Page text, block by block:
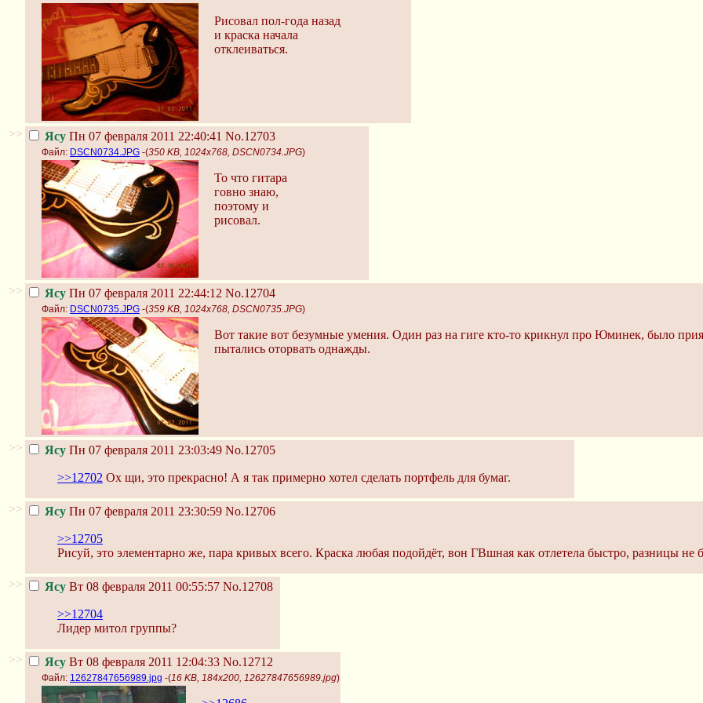
Рисовал пол-года назад
и краска начала
отклеиваться.
>> Ясу Пн 07 февраля 2011 22:40:41 No.12703
Файл: DSCN0734.JPG -(350 KB, 1024x768, DSCN0734.JPG)
То что гитара
говно знаю,
поэтому и
рисовал.
>> Ясу Пн 07 февраля 2011 22:44:12 No.12704
Файл: DSCN0735.JPG -(359 KB, 1024x768, DSCN0735.JPG)
Вот такие вот безумные умения. Один раз на гиге кто-то крикнул про Юминек, было
пытались оторвать однажды.
>> Ясу Пн 07 февраля 2011 23:03:49 No.12705
>>12702 Ох щи, это прекрасно! А я так примерно хотел сделать портфель для бумаг.
>> Ясу Пн 07 февраля 2011 23:30:59 No.12706
>>12705
Рисуй, это элементарно же, пара кривых всего. Краска любая подойдёт, вон ГВшная как отлетела быстро, разницы не
>> Ясу Вт 08 февраля 2011 00:55:57 No.12708
>>12704
Лидер митол группы?
>> Ясу Вт 08 февраля 2011 12:04:33 No.12712
Файл: 12627847656989.jpg -(16 KB, 184x200, 12627847656989.jpg)